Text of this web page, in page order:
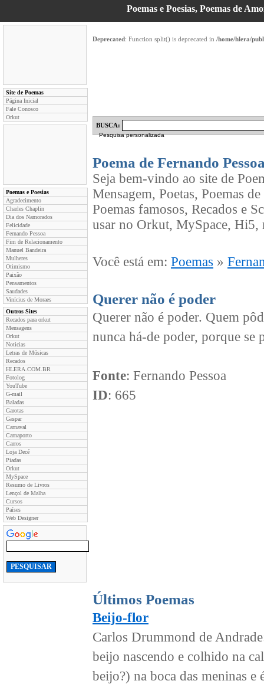
Poemas e Poesias, Poemas de
Site de Poemas
Página Inicial
Fale Conosco
Orkut
Poemas e Poesias
Agradecimento
Charles Chaplin
Dia dos Namorados
Felicidade
Fernando Pessoa
Fim de Relacionamento
Manuel Bandeira
Mulheres
Otimismo
Paixão
Pensamentos
Saudades
Vinícius de Moraes
Outros Sites
Recados para orkut
Mensagens
Orkut
Noticias
Letras de Músicas
Recados
HLERA.COM.BR
Fotolog
YouTube
G-mail
Baladas
Garotas
Gaspar
Carnaval
Carnaporto
Carros
Loja Decé
Piadas
Orkut
MySpace
Resumo de Livros
Lençol de Malha
Cursos
Países
Web Designer
Deprecated: Function split() is deprecated in /home/hlera/
BUSCA:
Pesquisa personalizada
Poema de Fernando
Seja bem-vindo ao site de
Mensagem, Poetas, Poemas
Poemas famosos, Recados e
usar no Orkut, MySpace, Hi5,
Você está em: Poemas »
Querer não é poder
Querer não é poder. Quem
nunca há-de poder, porque se
Fonte: Fernando Pessoa
ID: 665
Últimos Poemas
Beijo-flor
Carlos Drummond de
beijo nascendo e colhido na
beijo?) na boca das meninas e